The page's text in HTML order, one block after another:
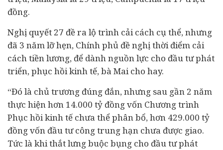
đồng.
Nghị quyết 27 đề ra lộ trình cải cách cụ thể, nhưng
đã 3 năm lỡ hẹn, Chính phủ đề nghị thời điểm cải
cách tiền lương, để dành nguồn lực cho đầu tư phát
triển, phục hồikinh tế, bà Mai cho hay.
“Đó là chủ trương đúng đắn, nhưng sau gần 2 năm
thực hiện hơn 14.000 tỷ đồng vốn Chương trình
Phục hồi kinh tế chưa thể phân bổ, hơn 429.000 tỷ
đồng vốn đầu tư công trung hạn chưa được giao.
Tức là khi thắt lưng buộc bụng cho đầu tư phát